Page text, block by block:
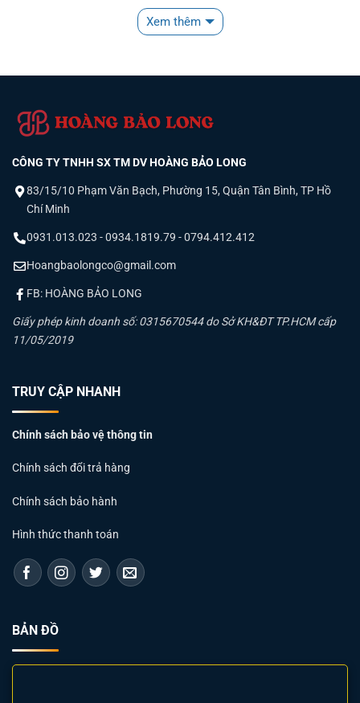
Máng đèn có vòm phản quang MPElà dòng máng đèn
công nghiệp được trang bị thêm phần chóa (vòm) sơn tĩnh
Máng đèn có vòm phản quang MPE
Dựa trên thông số kỹ thuật từ Catalog MPE, dòng sản
tĩnh điện cao cấp, chống rỉ sét và ăn mòn trong môi trường
Hiệu suất:
chế ánh sáng phân tán lên trần, tập trung độ sáng xuống
khu vực làm việc.
Xem thêm
CÔNG TY TNHH SX TM DV HOÀNG BẢO LONG
83/15/10 Phạm Văn Bạch, Phường 15, Quận Tân Bình, TP Hồ
Chí Minh
0931.013.023 - 0934.1819.79 - 0794.412.412
Hoangbaolongco@gmail.com
FB: HOÀNG BẢO LONG
Giấy phép kinh doanh số: 0315670544 do Sở KH&ĐT TP.HCM cấp
11/05/2019
TRUY CẬP NHANH
Chính sách bảo vệ thông tin
Chính sách đổi trả hàng
Chính sách bảo hành
Hình thức thanh toán
BẢN ĐỒ